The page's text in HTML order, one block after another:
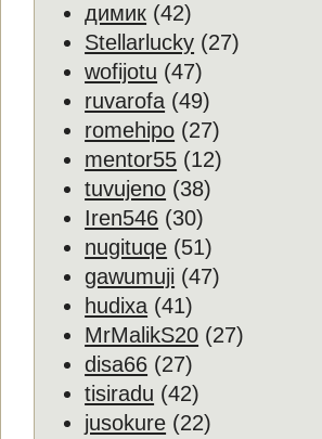
димик (42)
Stellarlucky (27)
wofijotu (47)
ruvarofa (49)
romehipo (27)
mentor55 (12)
tuvujeno (38)
Iren546 (30)
nugituqe (51)
gawumuji (47)
hudixa (41)
MrMalikS20 (27)
disa66 (27)
tisiradu (42)
jusokure (22)